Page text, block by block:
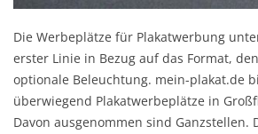
Die Werbeplätze für Plakatwerbung
erster Linie in Bezug auf das Format,
optionale Beleuchtung. mein-plakat.de
überwiegend Plakatwerbeplätze in
Davon ausgenommen sind Ganzstellen.